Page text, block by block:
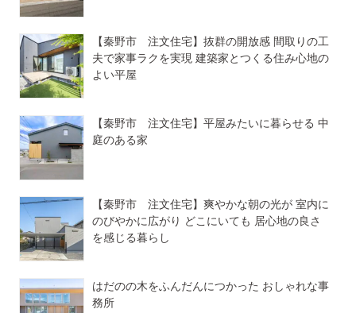
【秦野市 注文住宅】抜群の開放感 間取りの工
夫で家事ラクを実現 建築家とつくる住み心地の
よい平屋
【秦野市 注文住宅】平屋みたいに暮らせる 中
庭のある家
【秦野市 注文住宅】爽やかな朝の光が 室内に
のびやかに広がり どこにいても 居心地の良さ
を感じる暮らし
はだのの木をふんだんにつかった おしゃれな事
務所